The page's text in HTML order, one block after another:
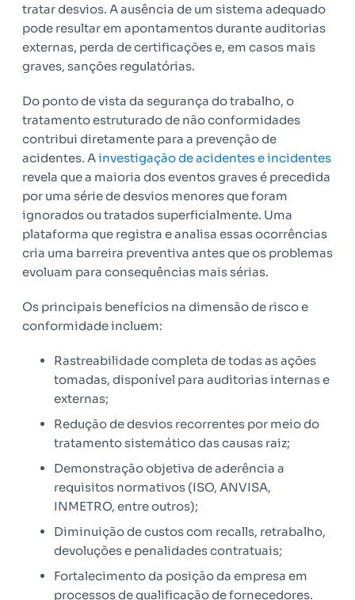
tratar desvios. A ausência de um sistema adequado
pode resultar em apontamentos durante auditorias
externas, perda de certificações e, em casos mais
graves, sanções regulatórias.
Do ponto de vista da segurança do trabalho, o
tratamento estruturado de não conformidades
contribui diretamente para a prevenção de
acidentes. Ainvestigação de acidentes e incidentes
revela que a maioria dos eventos graves é precedida
por uma série de desvios menores que foram
ignorados ou tratados superficialmente. Uma
plataforma que registra e analisa essas ocorrências
cria uma barreira preventiva antes que os problemas
evoluam para consequências mais sérias.
Os principais benefícios na dimensão de risco e
conformidade incluem:
Rastreabilidade completa de todas as ações
tomadas, disponível para auditorias internas e
externas;
Redução de desvios recorrentes por meio do
tratamento sistemático das causas raiz;
Demonstração objetiva de aderência a
requisitos normativos (ISO, ANVISA,
INMETRO, entre outros);
Diminuição de custos com recalls, retrabalho,
devoluções e penalidades contratuais;
Fortalecimento da posição da empresa em
processos de qualificação de fornecedores.